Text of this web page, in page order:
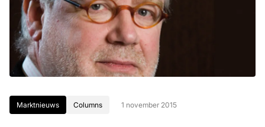
Marktnieuws Columns 1 november 2015